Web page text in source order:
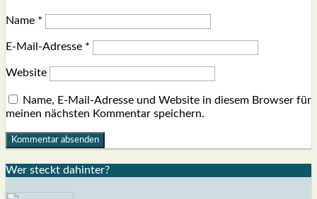
Name *
E-Mail-Adresse *
Website
Name, E-Mail-Adresse und Website in diesem Browser für
meinen nächsten Kommentar speichern.
Wer steckt dahin­ter?